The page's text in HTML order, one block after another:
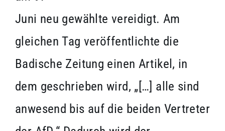
Juni neu gewählte vereidigt. Am
gleichen Tag veröffentlichte die
Badische Zeitung einen Artikel, in
dem geschrieben wird, „[…] alle sind
anwesend bis auf die beiden Vertreter